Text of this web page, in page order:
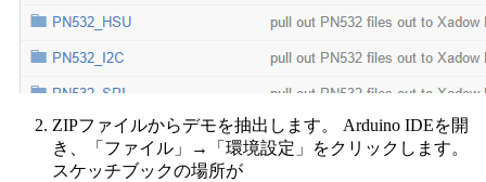
ZIPファイルからデモを抽出します。 Arduino IDEを開
き、「ファイル」→「環境設定」をクリックします。
スケッチブックの場所が